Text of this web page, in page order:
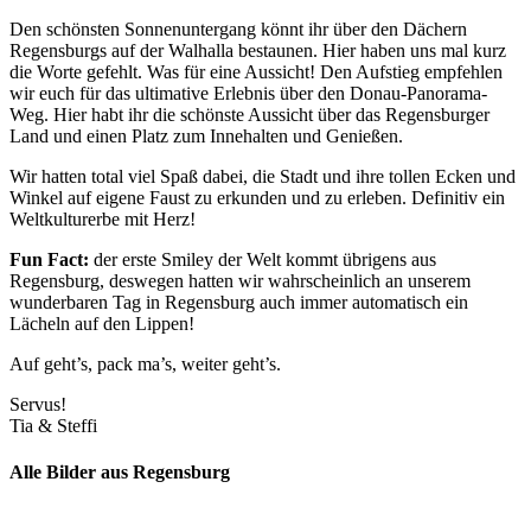
Den schönsten Sonnenuntergang könnt ihr über den Dächern
Regensburgs auf der Walhalla bestaunen. Hier haben uns mal kurz
die Worte gefehlt. Was für eine Aussicht! Den Aufstieg empfehlen
wir euch für das ultimative Erlebnis über den Donau-Panorama-
Weg. Hier habt ihr die schönste Aussicht über das Regensburger
Land und einen Platz zum Innehalten und Genießen.
Wir hatten total viel Spaß dabei, die Stadt und ihre tollen Ecken und
Winkel auf eigene Faust zu erkunden und zu erleben. Definitiv ein
Weltkulturerbe mit Herz!
Fun Fact: der erste Smiley der Welt kommt übrigens aus
Regensburg, deswegen hatten wir wahrscheinlich an unserem
wunderbaren Tag in Regensburg auch immer automatisch ein
Lächeln auf den Lippen!
Auf geht’s, pack ma’s, weiter geht’s.
Servus!
Tia & Steffi
Alle Bilder aus Regensburg